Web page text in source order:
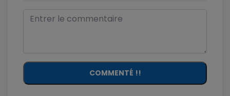
COMMENTÉ !!